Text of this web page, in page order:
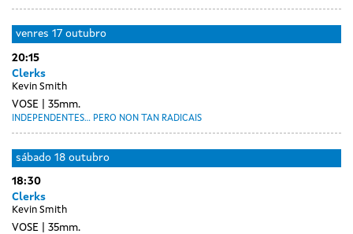
venres 17 outubro
20:15
Clerks
Kevin Smith
VOSE 35mm.
INDEPENDENTES... PERO NON TAN RADICAIS
sábado 18 outubro
18:30
Clerks
Kevin Smith
VOSE 35mm.